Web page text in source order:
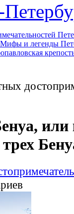
Мифы и легенды
или